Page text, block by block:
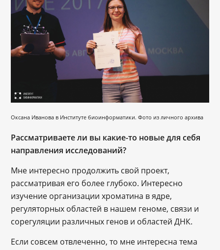
Оксана Иванова в Институте биоинформатики. Фото из личного архива
Рассматриваете ли вы какие-то новые для себя
направления исследований?
Мне интересно продолжить свой проект,
рассматривая его более глубоко. Интересно
изучение организации хроматина в ядре,
регуляторных областей в нашем геноме, связи и
сорегуляции различных генов и областей ДНК.
Если совсем отвлеченно, то мне интересна тема